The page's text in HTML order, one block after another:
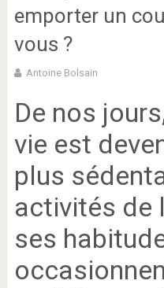
emporter un
vous ?
Antoine Bolsain
De nos
vie est
plus
activités de
ses